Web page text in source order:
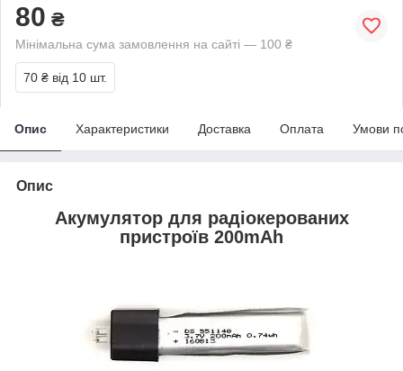
80 ₴
Мінімальна сума замовлення на сайті — 100 ₴
70 ₴ від 10 шт.
Опис Характеристики Доставка Оплата Умови
Опис
Акумулятор для радіокерованих
пристроїв 200mAh